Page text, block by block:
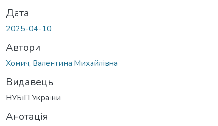
Дата
2025-04-10
Автори
Хомич, Валентина Михайлівна
Видавець
НУБіП України
Анотація